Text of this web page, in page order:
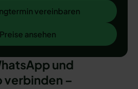
vereinbaren
Preise ansehen
und
verbinden –